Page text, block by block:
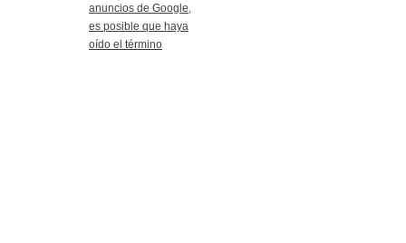
anuncios de Google,
es posible que haya
oído el término